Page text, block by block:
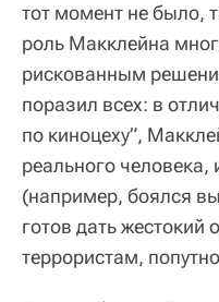
тот момент не было,
роль Макклейна
рискованным
поразил всех: в
по киноцеху”,
реального человека,
(например, боялся
готов дать жестокий
террористам,